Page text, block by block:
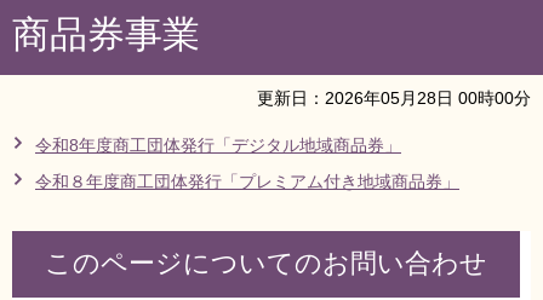
観光魅力・イベント
計画・政策
サイトマップ 組織から探す
商品券事業
更新日： 2026年05月 28日 00時00分
令和8年度商工団体発行「デジタル地域商品券」
令和８年度商工団体発行「プレミアム付き地域商品券」
このページについてのお問い合わせ